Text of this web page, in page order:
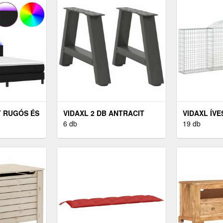
RUGÓS ÉS
VIDAXL 2 DB ANTRACIT
ACÉL DOHÁNYZÓASZTAL
6 db
VIDAXL
19 db